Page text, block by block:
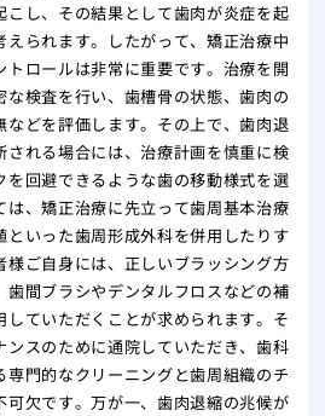
こし、その結果として歯肉が炎症を起
えられます。したがって、矯正治療中
トロールは非常に重要です。治療を開
な検査を行い、歯槽骨の状態、歯肉の
などを評価します。その上で、歯肉退
される場合には、治療計画を慎重に検
を回避できるような歯の移動様式を選
は、矯正治療に先立って歯周基本治療
といった歯周形成外科を併用したりす
様ご自身には、正しいブラッシング方
歯間ブラシやデンタルフロスなどの補
していただくことが求められます。そ
ンスのために通院していただき、歯科
専門的なクリーニングと歯周組織のチ
可欠です。万が一、歯肉退縮の兆候が